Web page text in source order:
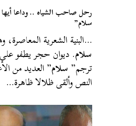
رحل صاحب الشياه .. وداعا
سلام”
…البنية الشعرية
سلام. ديوان حجر يطفو
ترجم” سلام” العديد من
النص وألقى ظلالا ظاهرة…